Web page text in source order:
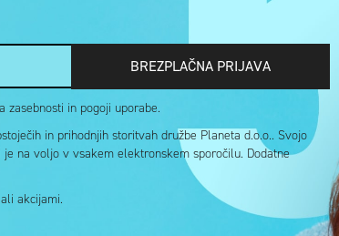
BREZPLAČNA PRIJAVA
zasebnosti in pogoji uporabe.
in prihodnjih storitvah družbe Planeta d.o.o.. Svojo
na voljo v vsakem elektronskem sporočilu. Dodatne
akcijami.